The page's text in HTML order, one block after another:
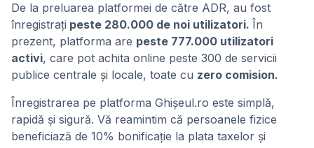
De la preluarea platformei de către ADR, au fost
înregistrați peste 280.000 de noi utilizatori. În
prezent, platforma are peste 777.000 utilizatori
activi, care pot achita online peste 300 de servicii
publice centrale și locale, toate cu zero comision.
Înregistrarea pe platforma Ghișeul.ro este simplă,
rapidă și sigură. Vă reamintim că persoanele fizice
beneficiază de 10% bonificație la plata taxelor și